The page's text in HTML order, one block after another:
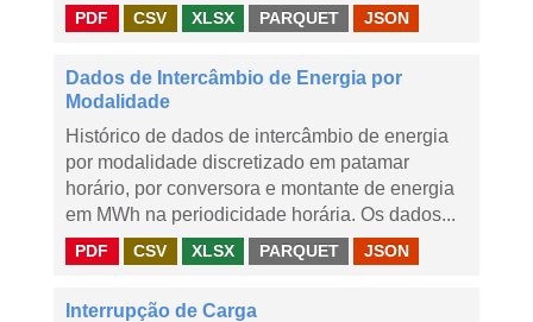
PDF CSV XLSX PARQUET JSON
Dados de Intercâmbio de Energia por
Modalidade
Histórico de dados de intercâmbio de energia
por modalidade discretizado em patamar
horário, por conversora e montante de energia
em MWh na periodicidade horária. Os dados...
PDF CSV XLSX PARQUET JSON
Interrupção de Carga